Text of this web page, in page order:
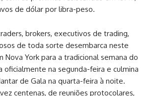
de dólar por libra-peso.
brokers, executivos de trading,
de toda sorte desembarca neste
Nova York para a tradicional semana do
oficialmente na segunda-feira e culmina
de Gala na quarta-feira à noite.
centenas, de reuniões protocolares,